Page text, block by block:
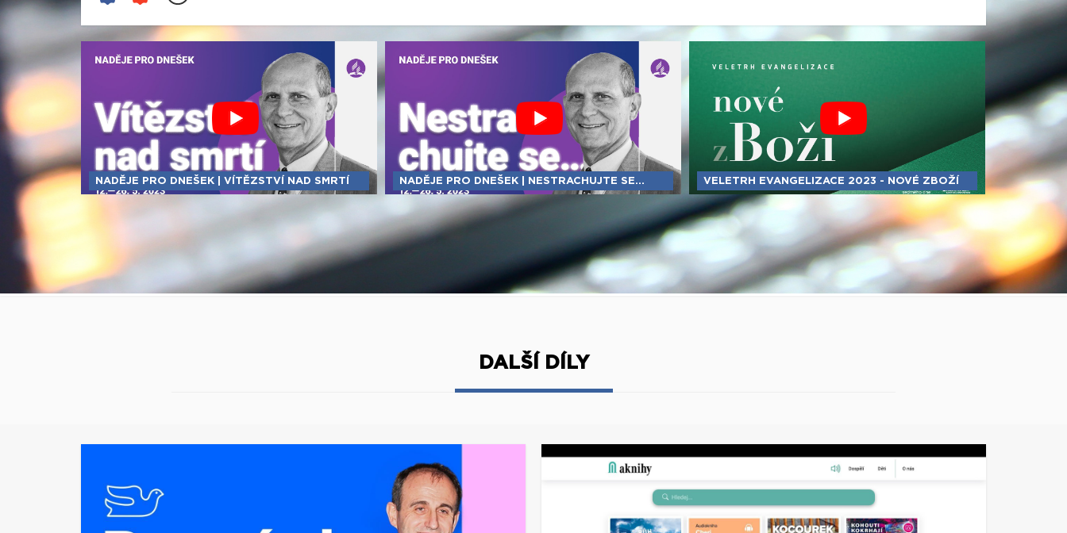
NADĚJE PRO DNEŠEK | VÍTĚZSTVÍ NAD SMRTÍ NADĚJE PRO DNEŠEK | NESTRACHUJTE SE... VELETRH EVANGELIZACE 2023 - NOVÉ ZBOŽÍ
DALŠÍ DÍLY